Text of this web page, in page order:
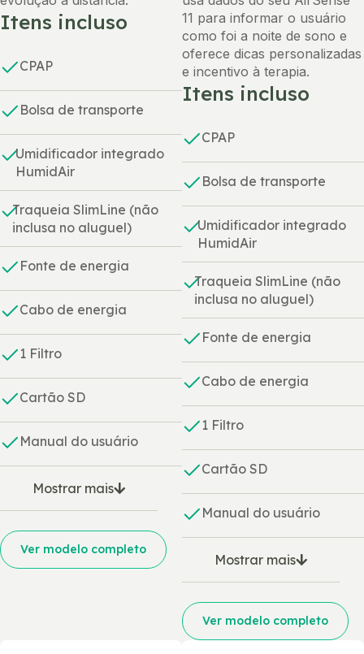
Itens incluso
CPAP
Bolsa de transporte
Umidificador integrado
HumidAir
Traqueia SlimLine (não
inclusa no aluguel)
Fonte de energia
Cabo de energia
1 Filtro
Cartão SD
Manual do usuário
Mostrar mais
Ver modelo completo
11 para informar o usuário
como foi a noite de sono e
oferece dicas personalizadas
e incentivo à terapia.
Itens incluso
CPAP
Bolsa de transporte
Umidificador integrado
HumidAir
Traqueia SlimLine (não
inclusa no aluguel)
Fonte de energia
Cabo de energia
1 Filtro
Cartão SD
Manual do usuário
Mostrar mais
Ver modelo completo